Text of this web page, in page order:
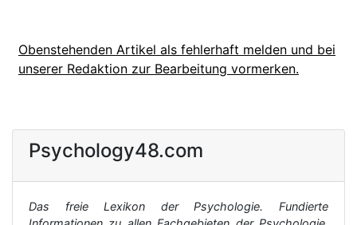
Obenstehenden Artikel als fehlerhaft melden und bei
unserer Redaktion zur Bearbeitung vormerken.
Psychology48.com
Das freie Lexikon der Psychologie. Fundierte